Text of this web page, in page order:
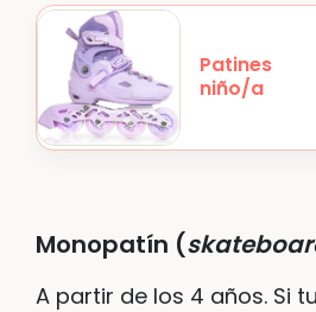
Patines
niño/a
Monopatín (
A partir de los 4 años. Si